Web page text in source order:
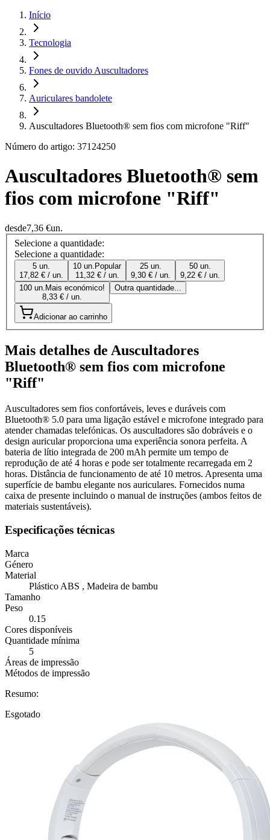
Início
Tecnologia
Fones de ouvido Auscultadores
Auriculares bandolete
Auscultadores Bluetooth® sem fios com microfone "Riff"
Número do artigo: 37124250
Auscultadores Bluetooth® sem
fios com microfone "Riff"
desde7,36 €un.
Selecione a quantidade:
Selecione a quantidade:
5 un.
17,82 € / un.
10 un. Popular
11,32 € / un.
25 un.
9,30 € / un.
50 un.
9,22 € / un.
100 un. Mais económico!
8,33 € / un.
Outra quantidade...
Adicionar ao carrinho
Mais detalhes de Auscultadores
Bluetooth® sem fios com microfone
"Riff"
Auscultadores sem fios confortáveis, leves e duráveis com
Bluetooth® 5.0 para uma ligação estável e microfone integrado para
atender chamadas telefónicas. Os auscultadores são dobráveis e o
design auricular proporciona uma experiência sonora perfeita. A
bateria de lítio integrada de 200 mAh permite um tempo de
reprodução de até 4 horas e pode ser totalmente recarregada em 2
horas. Distância de funcionamento de até 10 metros. Apresenta uma
superfície de bambu elegante nos auriculares. Fornecidos numa
caixa de presente incluindo o manual de instruções (ambos feitos de
materiais sustentáveis).
Especificações técnicas
Marca
Género
Material
Plástico ABS , Madeira de bambu
Tamanho
Peso
0.15
Cores disponíveis
Quantidade mínima
5
Áreas de impressão
Métodos de impressão
Resumo:
Esgotado